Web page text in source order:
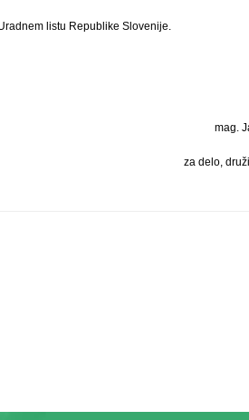
listu Republike Slovenije.
mag.
za delo,